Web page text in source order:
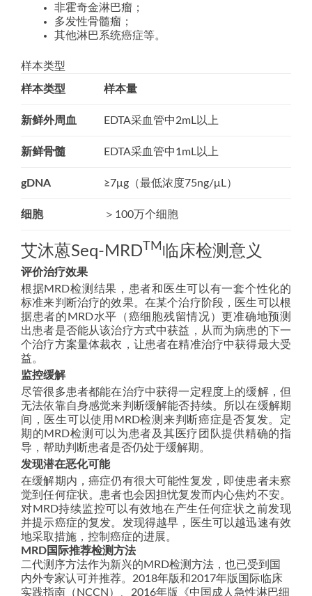
非霍奇金淋巴瘤；
多发性骨髓瘤；
其他淋巴系统癌症等。
样本类型
样本类型 样本量
新鲜外周血 EDTA采血管中2mL以上
新鲜骨髓 EDTA采血管中1mL以上
gDNA ≥7μg（最低浓度75ng/μL）
细胞 ＞100万个细胞
艾沐蒽Seq-MRDTM 临床检测意义
评价治疗效果
根据MRD检测结果，患者和医生可以有一套个性化的
标准来判断治疗的效果。在某个治疗阶段，医生可以根
据患者的MRD水平（癌细胞残留情况）更准确地预测
出患者是否能从该治疗方式中获益，从而为病患的下一
个治疗方案量体裁衣，让患者在精准治疗中获得最大受
益。
监控缓解
尽管很多患者都能在治疗中获得一定程度上的缓解，但
无法依靠自身感觉来判断缓解能否持续。所以在缓解期
间，医生可以使用MRD检测来判断癌症是否复发。定
期的MRD检测可以为患者及其医疗团队提供精确的指
导，帮助判断患者是否仍处于缓解期。
发现潜在恶化可能
在缓解期内，癌症仍有很大可能性复发，即使患者未察
觉到任何症状。患者也会因担忧复发而内心焦灼不安。
对MRD持续监控可以有效地在产生任何症状之前发现
并提示癌症的复发。发现得越早，医生可以越迅速有效
地采取措施，控制癌症的进展。
MRD国际推荐检测方法
二代测序方法作为新兴的MRD检测方法，也已受到国
内外专家认可并推荐。2018年版和2017年版国际临床
实践指南（NCCN）、2016年版《中国成人急性淋巴细